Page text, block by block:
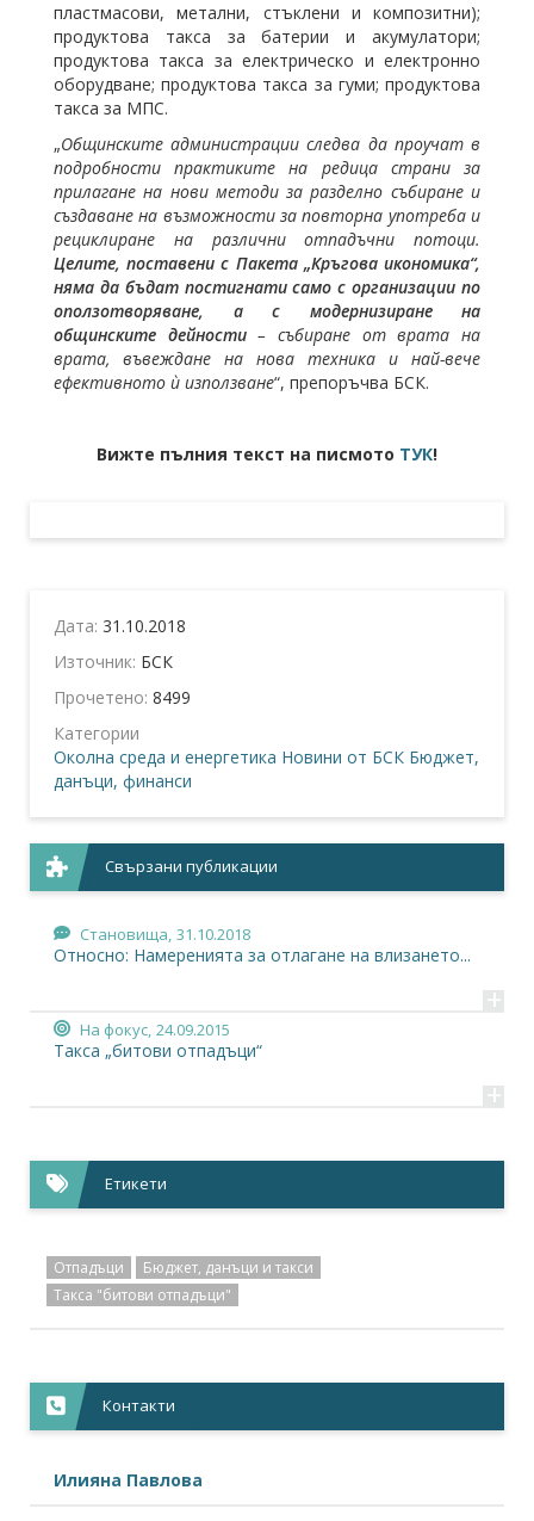
пластмасови, метални, стъклени и композитни);
продуктова такса за батерии и акумулатори;
продуктова такса за електрическо и електронно
оборудване; продуктова такса за гуми; продуктова
такса за МПС.
„Общинските администрации следва да проучат в
подробности практиките на редица страни за
прилагане на нови методи за разделно събиране и
създаване на възможности за повторна употреба и
рециклиране на различни отпадъчни потоци.
Целите, поставени с Пакета „Кръгова икономика“,
няма да бъдат постигнати само с организации по
оползотворяване, а с модернизиране на
общинските дейности– събиране от врата на
врата, въвеждане на нова техника и най-вече
ефективното ѝ използване“, препоръчва БСК.
Вижте пълния текст на писмото ТУК!
Дата: 31.10.2018
Източник: БСК
Прочетено: 8499
Категории
Околна среда и енергетика Новини от БСК Бюджет,
данъци, финанси
Свързани публикации
Становища, 31.10.2018
Относно: Намеренията за отлагане на влизането...
+
На фокус, 24.09.2015
Такса „битови отпадъци“
+
Етикети
Отпадъци
Бюджет, данъци и такси
Такса "битови отпадъци"
Контакти
Илияна Павлова